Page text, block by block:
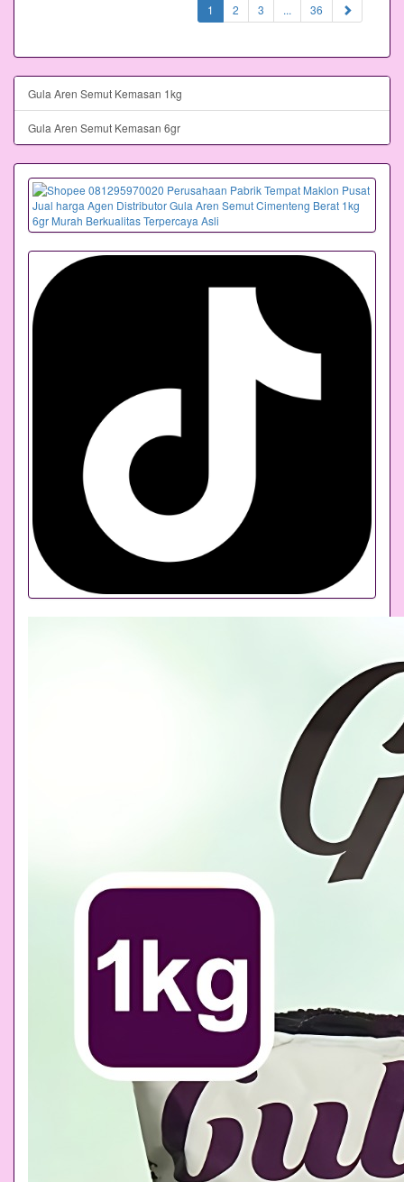
1 (current)
2 3 ... 36
Gula Aren Semut Kemasan 1kg
Gula Aren Semut Kemasan 6gr